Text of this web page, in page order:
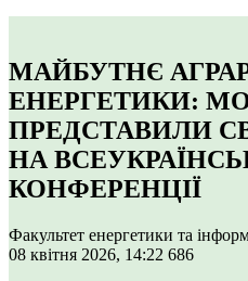
МАЙБУТНЄ
ЕНЕРГЕТИКИ:
ПРЕДСТАВИЛИ
НА
КОНФЕРЕНЦІЇ
Факультет енергетики та
08 квітня 2026, 14:22 686